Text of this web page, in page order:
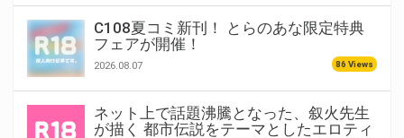
C108夏コミ新刊！ とらのあな限定特典
フェアが開催！
2026.08.07 86 Views
ネット上で話題沸騰となった、叙火先生
が描く 都市伝説をテーマとしたエロティ